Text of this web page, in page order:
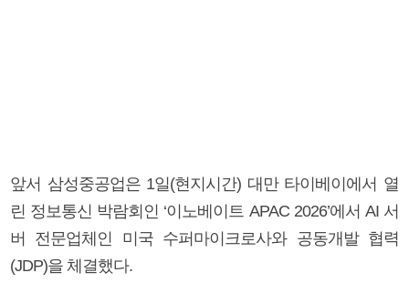
앞서 삼성중공업은 1일(현지시간) 대만 타이베이에서 열
린 정보통신 박람회인 ‘이노베이트 APAC 2026’에서 AI 서
버 전문업체인 미국 수퍼마이크로사와 공동개발 협력
(JDP)을 체결했다.